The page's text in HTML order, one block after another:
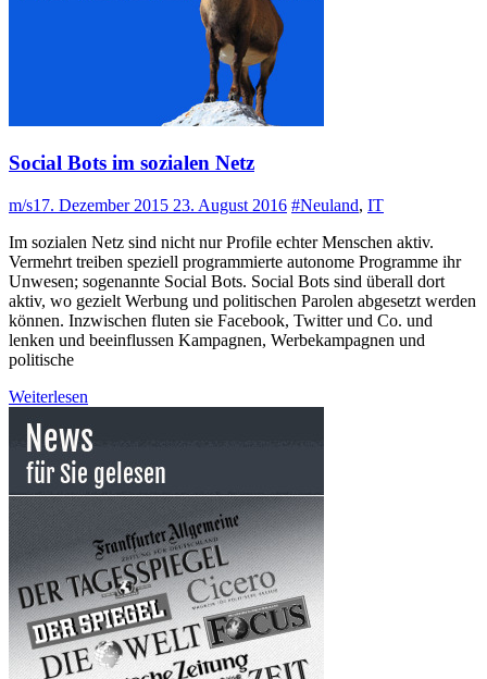
Social Bots im sozialen Netz
m/s17. Dezember 2015 23. August 2016 #Neuland, IT
Im sozialen Netz sind nicht nur Profile echter Menschen aktiv.
Vermehrt treiben speziell programmierte autonome Programme ihr
Unwesen; sogenannte Social Bots. Social Bots sind überall dort
aktiv, wo gezielt Werbung und politischen Parolen abgesetzt werden
können. Inzwischen fluten sie Facebook, Twitter und Co. und
lenken und beeinflussen Kampagnen, Werbekampagnen und
politische
Weiterlesen